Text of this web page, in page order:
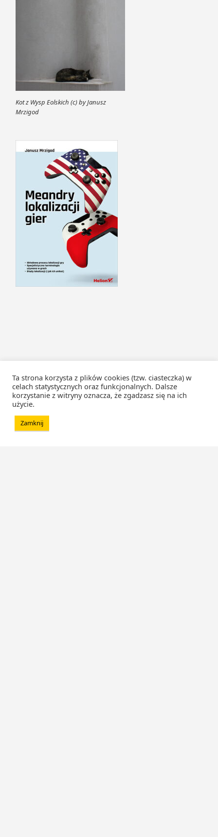
Kot z Wysp Eolskich (c) by Janusz
Mrzigod
Ta strona korzysta z plików cookies (tzw. ciasteczka) w
celach statystycznych oraz funkcjonalnych. Dalsze
korzystanie z witryny oznacza, że zgadzasz się na ich
użycie.
Zamknij